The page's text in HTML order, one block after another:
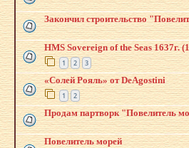
Закончил строительство
HMS Sovereign of the Seas 1637г.
1 2 3
«Солей Рояль» от DeAgostini
1 2
Продам партворк "Повелитель
Повелитель морей